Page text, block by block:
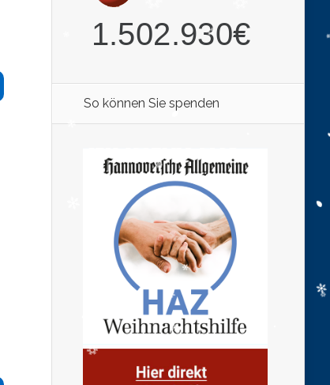
So können Sie spenden